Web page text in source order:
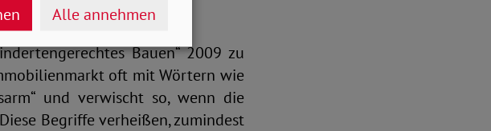
Bauen“ 2009 zu
oft mit Wörtern wie
und verwischt so, wenn die
Begriffe verheißen, zumindest
Alle annehmen